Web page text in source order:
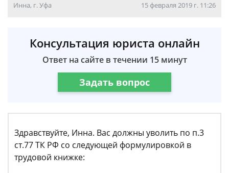
Инна, г. Уфа 15 февраля 2019 г. 11:26
Консультация юриста онлайн
Ответ на сайте в течении 15 минут
Задать вопрос
Здравствуйте, Инна. Вас должны уволить по п.3
ст.77 ТК РФ со следующей формулировкой в
трудовой книжке: